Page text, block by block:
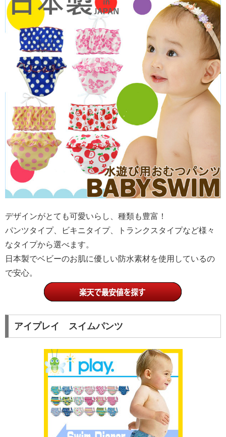
デザインがとても可愛いらし、種類も豊富！
パンツタイプ、ビキニタイプ、トランクスタイプなど様々
なタイプから選べます。
日本製でベビーのお肌に優しい防水素材を使用しているの
で安心。
アイプレイ スイムパンツ